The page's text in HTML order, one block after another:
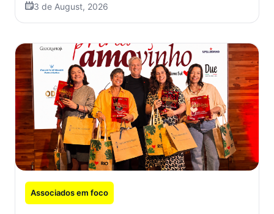
3 de August, 2026
Associados em foco